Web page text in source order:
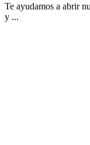
Te ayudamos a abrir
y ...